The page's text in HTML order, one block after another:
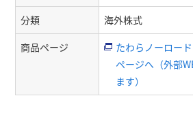
分類
海外株式
商品ページ
たわらノーロー
ページへ（外部
ます）